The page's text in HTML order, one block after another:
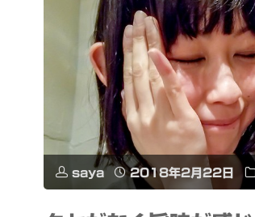
saya 2018年2月22日